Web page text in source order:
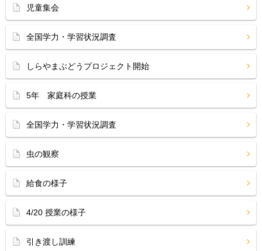
児童集会
全国学力・学習状況調査
しらやまぶどうプロジェクト開始
5年 家庭科の授業
全国学力・学習状況調査
虫の観察
給食の様子
4/20 授業の様子
引き渡し訓練